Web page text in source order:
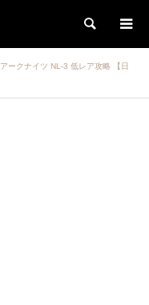
検索
アークナイツ NL-3 低レア攻略 【日